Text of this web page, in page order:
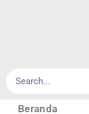
Beranda